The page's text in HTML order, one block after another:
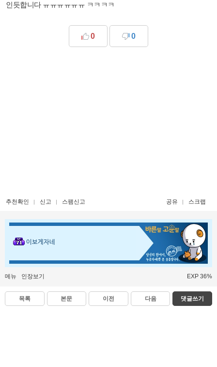
인듯합니다 ㅠㅠㅠㅠㅠㅠ ㅋㅋㅋㅋ
0 0
추천확인 신고 스팸신고 공유 스크랩
이보게자네
메뉴 인장보기 EXP 36%
목록 본문 이전 다음 댓글쓰기